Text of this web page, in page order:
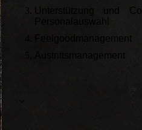
Unterstützung und
Feelgoodmanagement
Austrittsmanagement